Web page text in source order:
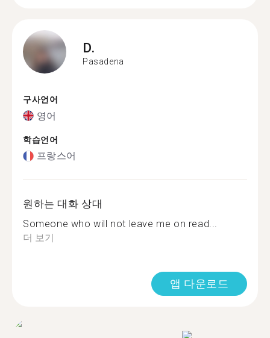
D.
Pasadena
구사언어
영어
학습언어
프랑스어
원하는 대화 상대
Someone who will not leave me on read...
더 보기
앱 다운로드